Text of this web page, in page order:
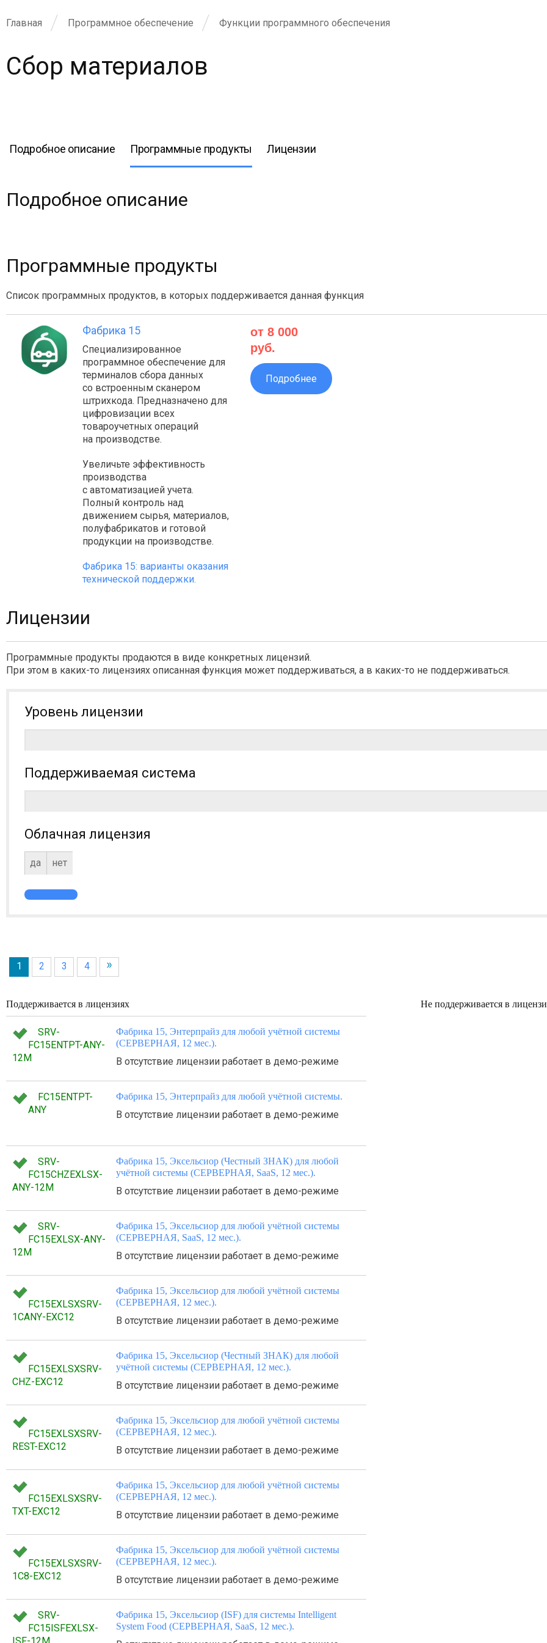
Главная Программное обеспечение Функции программного обеспечения
Сбор материалов
Подробное описание Программные продукты Лицензии
Подробное описание
Программные продукты
Список программных продуктов, в которых поддерживается данная функция
Фабрика 15
Специализированное
программное обеспечение для
терминалов сбора данных
со встроенным сканером
штрихкода. Предназначено для
цифровизации всех
товароучетных операций
на производстве.
Увеличьте эффективность
производства
с автоматизацией учета.
Полный контроль над
движением сырья, материалов,
полуфабрикатов и готовой
продукции на производстве.
Фабрика 15: варианты оказания
технической поддержки.
от 8 000
руб.
Подробнее
Лицензии
Программные продукты продаются в виде конкретных лицензий.
При этом в каких-то лицензиях описанная функция может поддерживаться, а в каких-то не поддерживаться.
Уровень лицензии
Поддерживаемая система
Облачная лицензия
да нет
1 2 3 4
Поддерживается в лицензиях
SRV-
FC15ENTPT-ANY-
12M
Фабрика 15, Энтерпрайз для любой учётной системы
(СЕРВЕРНАЯ, 12 мес.).
В отсутствие лицензии работает в демо-режиме
FC15ENTPT-
ANY
Фабрика 15, Энтерпрайз для любой учётной системы.
В отсутствие лицензии работает в демо-режиме
SRV-
FC15CHZEXLSX-
ANY-12M
Фабрика 15, Эксельсиор (Честный ЗНАК) для любой
учётной системы (СЕРВЕРНАЯ, SaaS, 12 мес.).
В отсутствие лицензии работает в демо-режиме
SRV-
FC15EXLSX-ANY-
12M
Фабрика 15, Эксельсиор для любой учётной системы
(СЕРВЕРНАЯ, SaaS, 12 мес.).
В отсутствие лицензии работает в демо-режиме
FC15EXLSXSRV-
1CANY-EXC12
Фабрика 15, Эксельсиор для любой учётной системы
(СЕРВЕРНАЯ, 12 мес.).
В отсутствие лицензии работает в демо-режиме
FC15EXLSXSRV-
CHZ-EXC12
Фабрика 15, Эксельсиор (Честный ЗНАК) для любой
учётной системы (СЕРВЕРНАЯ, 12 мес.).
В отсутствие лицензии работает в демо-режиме
FC15EXLSXSRV-
REST-EXC12
Фабрика 15, Эксельсиор для любой учётной системы
(СЕРВЕРНАЯ, 12 мес.).
В отсутствие лицензии работает в демо-режиме
FC15EXLSXSRV-
TXT-EXC12
Фабрика 15, Эксельсиор для любой учётной системы
(СЕРВЕРНАЯ, 12 мес.).
В отсутствие лицензии работает в демо-режиме
FC15EXLSXSRV-
1C8-EXC12
Фабрика 15, Эксельсиор для любой учётной системы
(СЕРВЕРНАЯ, 12 мес.).
В отсутствие лицензии работает в демо-режиме
SRV-
FC15ISFEXLSX-
ISF-12M
Фабрика 15, Эксельсиор (ISF) для системы Intelligent
System Food (СЕРВЕРНАЯ, SaaS, 12 мес.).
Не поддерживается в